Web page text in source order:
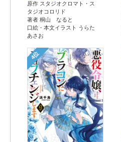
原作 スタジオクロマト・ス
タジオコロリド
著者 桐山 なると
口絵・本文イラスト うらた
あさお
4位